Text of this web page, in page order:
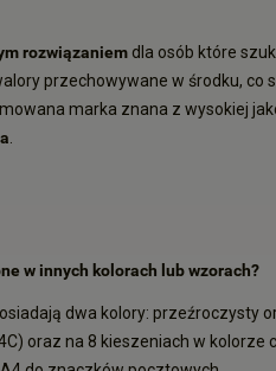
rozwiązaniem dla osób które
przechowywane w środku, co
marka znana z wysokiej
w innych kolorach lub wzorach?
dwa kolory: przeźroczysty
oraz na 8 kieszeniach w